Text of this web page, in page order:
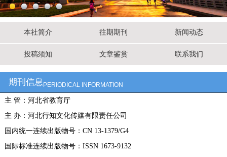
本社简介 往期期刊 新闻动态
投稿须知 文章鉴赏 联系我们
期刊信息 PERIODICAL INFORMATION
主 管：河北省教育厅
主 办：河北行知文化传媒有限责任公司
国内统一连续出版物号：CN 13-1379/G4
国际标准连续出版物号：ISSN 1673-9132